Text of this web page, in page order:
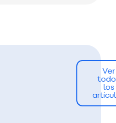
Ver
los